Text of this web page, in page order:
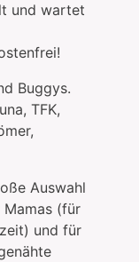
und wartet
Buggys.
TFK,
Auswahl
Mamas (für
und für